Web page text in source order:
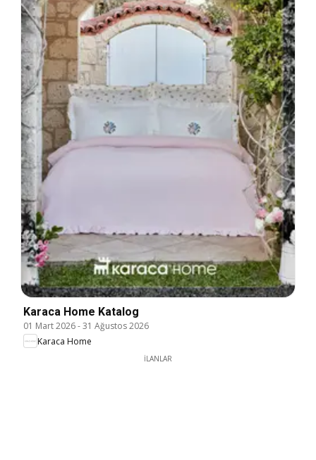
Karaca Home Katalog
01 Mart 2026-31 Ağustos 2026
Karaca Home
İLANLAR